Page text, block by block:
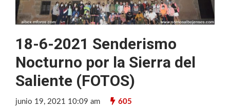
18-6-2021 Senderismo
Nocturno por la Sierra del
Saliente (FOTOS)
junio 19, 2021 10:09 am 605